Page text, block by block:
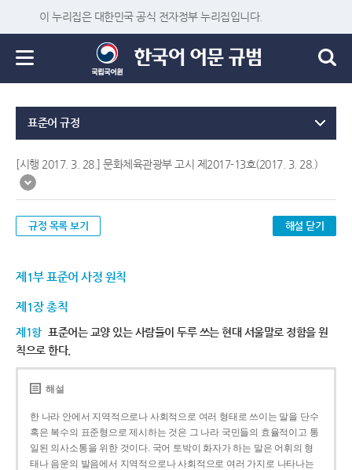
이 누리집은 대한민국 공식 전자정부 누리집입니다.
표준어 규정
[시행 2017. 3. 28.] 문화체육관광부 고시 제2017-13호(2017. 3. 28.)
규정 목록 보기 해설 닫기
제1부 표준어 사정 원칙
제1장 총칙
제1항 표준어는 교양 있는 사람들이 두루 쓰는 현대 서울말로 정함을 원
칙으로 한다.
해설
한 나라 안에서 지역적으로나 사회적으로 여러 형태로 쓰이는 말을 단수
혹은 복수의 표준형으로 제시하는 것은 그 나라 국민들의 효율적이고 통
일된 의사소통을 위한 것이다. 국어 토박이 화자가 하는 말은 어휘의 형
태나 음운의 발음에서 지역적으로나 사회적으로 여러 가지로 나타나는